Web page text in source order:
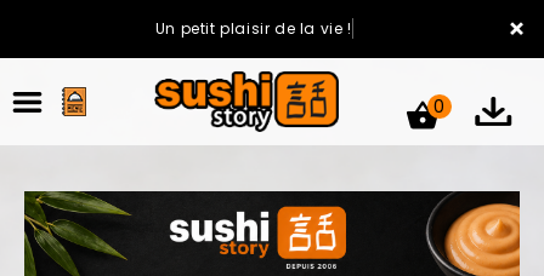
×
Un petit plaisir de la vie !
0